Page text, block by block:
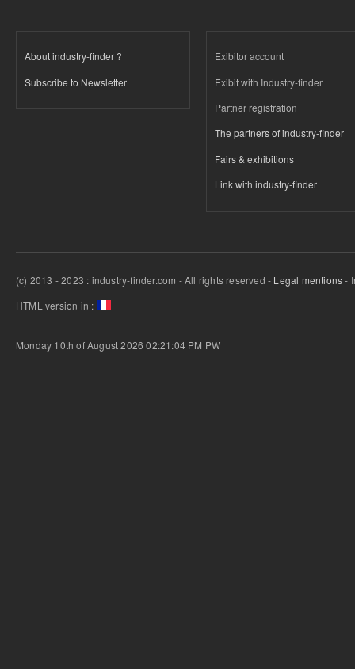
About industry-finder ?
Subscribe to Newsletter
Exibitor account
Exibit with Industry-finder
Partner registration
The partners of industry-finder
Fairs & exhibitions
Link with industry-finder
(c) 2013 - 2023 : industry-finder.com - All rights reserved - Legal mentions-
HTML version in :
Monday 10th of August 2026 02:21:04 PM PW